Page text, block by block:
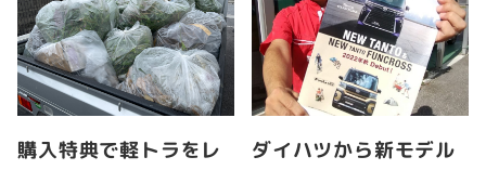
購入特典で軽トラをレ
ダイハツから新モデル